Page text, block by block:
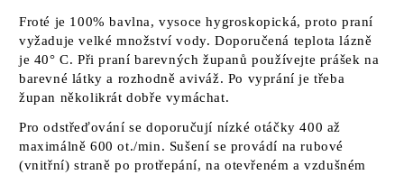
Froté je 100% bavlna, vysoce hygroskopická, proto praní
vyžaduje velké množství vody. Doporučená teplota lázně
je 40° C. Při praní barevných županů používejte prášek na
barevné látky a rozhodně aviváž. Po vyprání je třeba
župan několikrát dobře vymáchat.
Pro odstřeďování se doporučují nízké otáčky 400 až
maximálně 600 ot./min. Sušení se provádí na rubové
(vnitřní) straně po protřepání, na otevřeném a vzdušném